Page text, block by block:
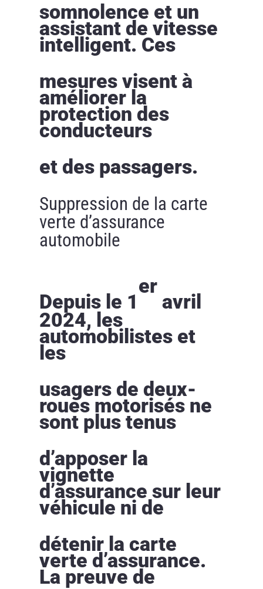
somnolence et un
assistant de vitesse
intelligent. Ces
mesures visent à
améliorer la
protection des
conducteurs
et des passagers.
Suppression de la carte
verte d’assurance
automobile
Depuis le 1
er
avril
2024, les
automobilistes et
les
usagers de deux-
roues motorisés ne
sont plus tenus
d’apposer la
vignette
d’assurance sur leur
véhicule ni de
détenir la carte
verte d’assurance.
La preuve de